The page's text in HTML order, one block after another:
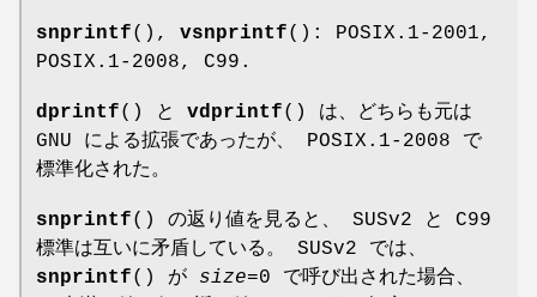
snprintf(), vsnprintf(): POSIX.1-2001,
POSIX.1-2008, C99.
dprintf() と vdprintf() は、どちらも元は
GNU による拡張であったが、 POSIX.1-2008 で
標準化された。
snprintf() の返り値を見ると、 SUSv2 と C99
標準は互いに矛盾している。 SUSv2 では、
snprintf() が size=0 で呼び出された場合、